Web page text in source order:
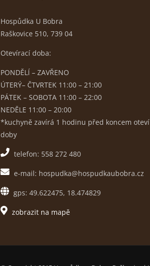
Hospůdka U Bobra
Raškovice 510, 739 04
Otevírací doba:
PONDĚLÍ – ZAVŘENO
ÚTERÝ– ČTVRTEK 11:00 – 21:00
PÁTEK – SOBOTA 11:00 – 22:00
NEDĚLE 11:00 – 20:00
*kuchyně zavírá 1 hodinu před koncem
doby
telefon: 558 272 480
e-mail: hospudka@hospudkaubobra.cz
gps: 49.622475, 18.474829
zobrazit na mapě